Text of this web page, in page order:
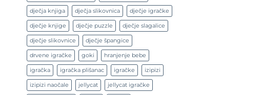
dječja knjiga dječja slikovnica dječje igračke
dječje knjige dječje puzzle dječje slagalice
dječje slikovnice dječje špangice
drvene igračke goki hranjenje bebe
igračka igračka plišanac igračke izipizi
izipizi naočale jellycat jellycat igračke